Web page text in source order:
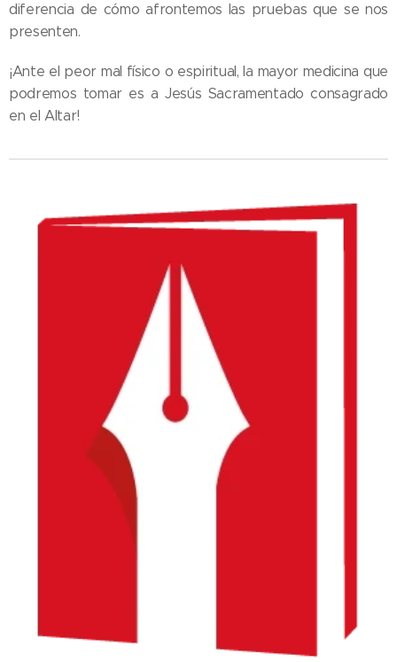
diferencia de cómo afrontemos las pruebas que se nos
presenten.
¡Ante el peor mal físico o espiritual, la mayor medicina que
podremos tomar es a Jesús Sacramentado consagrado
en el Altar!